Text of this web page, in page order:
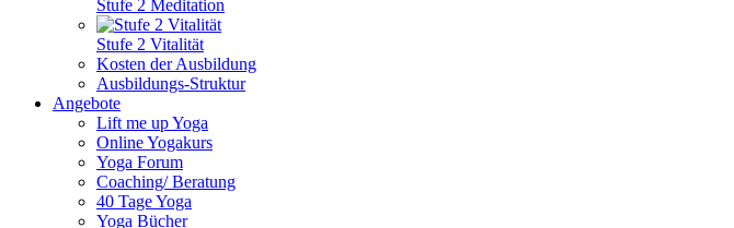
Stufe 2 Meditation
Stufe 2 Vitalität
Kosten der Ausbildung
Ausbildungs-Struktur
Angebote
Lift me up Yoga
Online Yogakurs
Yoga Forum
Coaching/ Beratung
40 Tage Yoga
Yoga Bücher